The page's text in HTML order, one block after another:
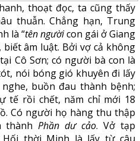
thoạt đọc, ta cũng thấy
thuẫn. Chẳng hạn, Trung
là “tên ngườicon gái ở Giang
âm luật. Bởi vợ cả không
Cô Sơn; có người bà con là
nói bóng gió khuyên đi lấy
buồn đau thành bệnh;
tế rồi chết, năm chỉ mới 18
Có người họ hàng thu thập
thànhPhần dư cảo. Vở tạp